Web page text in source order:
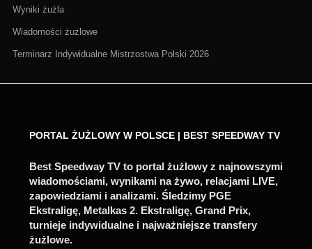
Wyniki żużla
Wiadomości żużlowe
Terminarz Indywidualne Mistrzostwa Polski 2026
PORTAL ŻUŻLOWY W POLSCE | BEST SPEEDWAY TV
Best Speedway TV to portal żużlowy z najnowszymi
wiadomościami, wynikami na żywo, relacjami LIVE,
zapowiedziami i analizami. Śledzimy PGE
Ekstraligę, Metalkas 2. Ekstraligę, Grand Prix,
turnieje indywidualne i najważniejsze transfery
żużlowe.